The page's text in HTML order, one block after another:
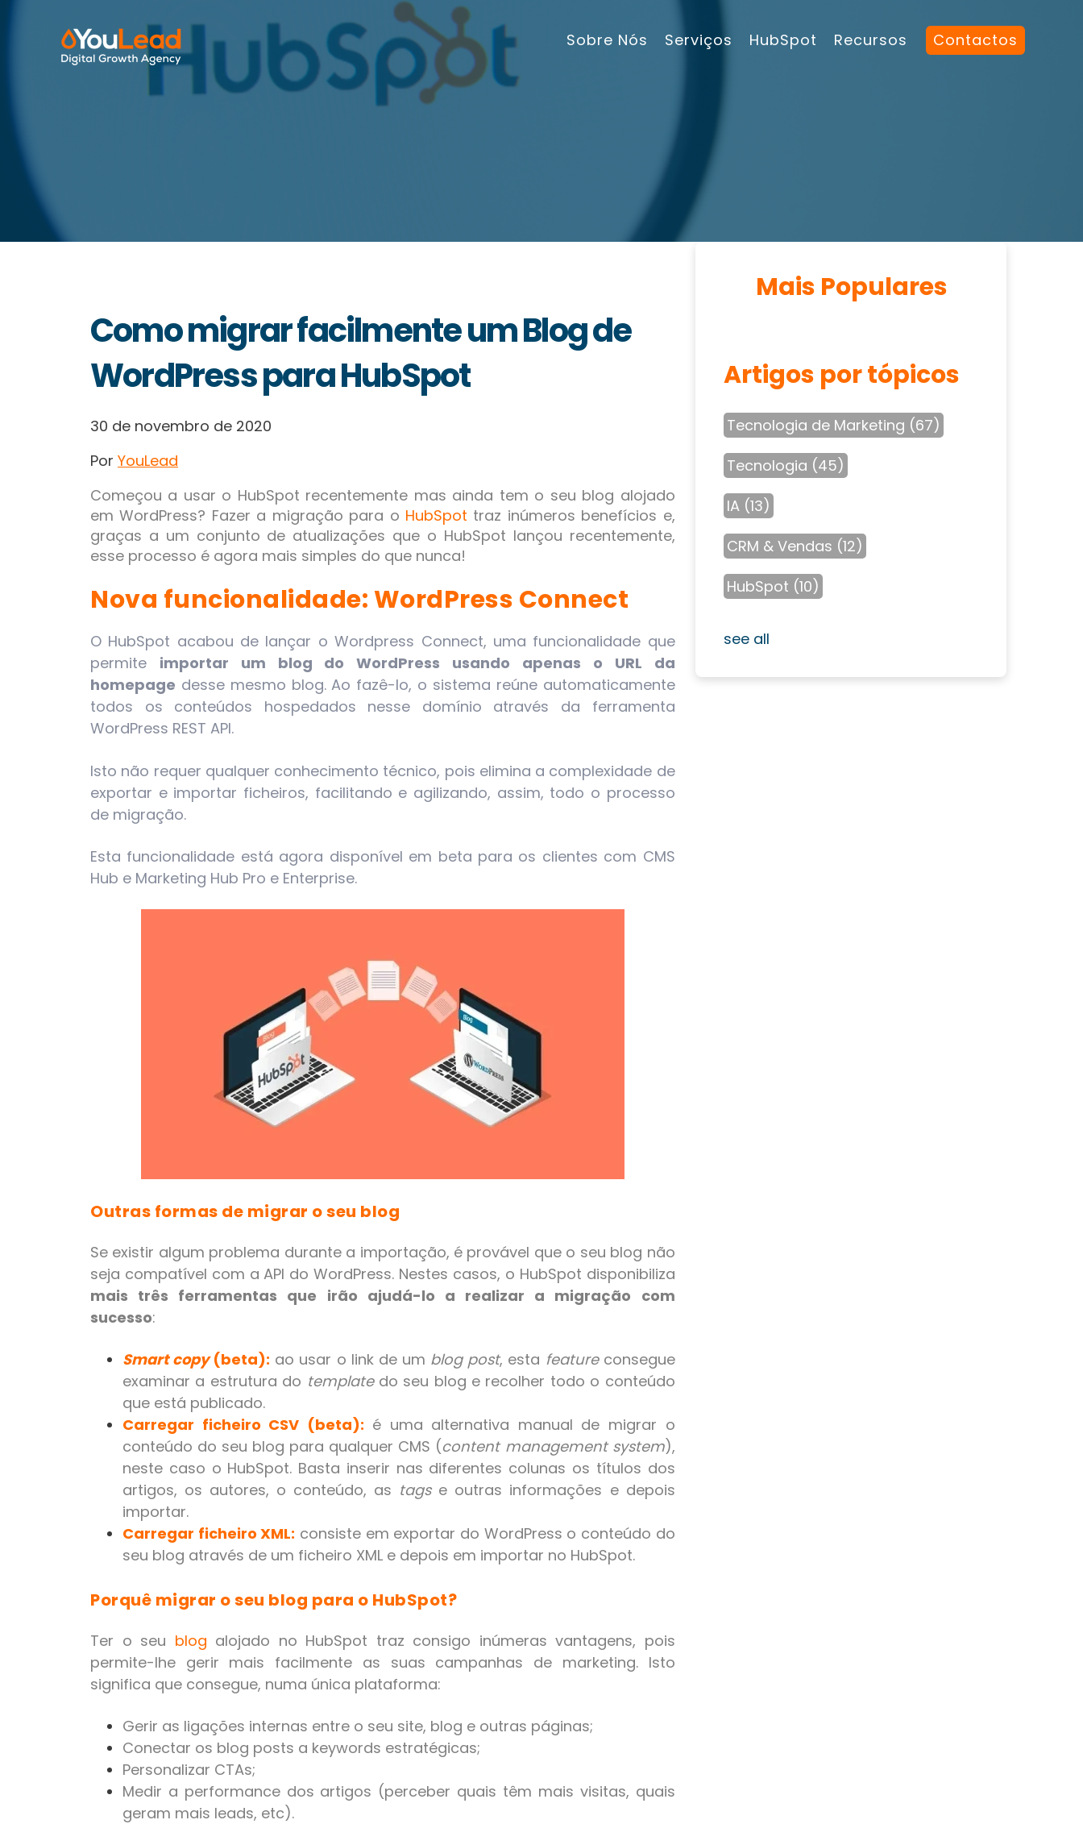
Sobre Nós Serviços HubSpot Recursos Contactos
Como migrar facilmente um Blog de
WordPress para HubSpot
30 de novembro de 2020
Por YouLead
Começou a usar o HubSpot recentemente mas ainda tem o seu blog alojado
em WordPress? Fazer a migração para o HubSpot traz inúmeros benefícios e,
graças a um conjunto de atualizações que o HubSpot lançou recentemente,
esse processo é agora mais simples do que nunca!
Nova funcionalidade: WordPress Connect
O HubSpot acabou de lançar o Wordpress Connect, uma funcionalidade que
permite importar um blog do WordPress usando apenas o URL da
homepage desse mesmo blog. Ao fazê-lo, o sistema reúne automaticamente
todos os conteúdos hospedados nesse domínio através da ferramenta
WordPress REST API.
Isto não requer qualquer conhecimento técnico, pois elimina a complexidade de
exportar e importar ficheiros, facilitando e agilizando, assim, todo o processo
de migração.
Esta funcionalidade está agora disponível em beta para os clientes com CMS
Hub e Marketing Hub Pro e Enterprise.
Outras formas de migrar o seu blog
Se existir algum problema durante a importação, é provável que o seu blog não
seja compatível com a API do WordPress. Nestes casos, o HubSpot disponibiliza
mais três ferramentas que irão ajudá-lo a realizar a migração com
sucesso:
Smart copy(beta): ao usar o link de um blog post, esta featureconsegue
examinar a estrutura do templatedo seu blog e recolher todo o conteúdo
que está publicado.
Carregar ficheiro CSV (beta): é uma alternativa manual de migrar o
conteúdo do seu blog para qualquer CMS (content management system),
neste caso o HubSpot. Basta inserir nas diferentes colunas os títulos dos
artigos, os autores, o conteúdo, as tagse outras informações e depois
importar.
Carregar ficheiro XML: consiste em exportar do WordPress o conteúdo do
seu blog através de um ficheiro XML e depois em importar no HubSpot.
Porquê migrar o seu blog para o HubSpot?
Ter o seu blog alojado no HubSpot traz consigo inúmeras vantagens, pois
permite-lhe gerir mais facilmente as suas campanhas de marketing. Isto
significa que consegue, numa única plataforma:
Gerir as ligações internas entre o seu site, blog e outras páginas;
Conectar os blog posts a keywords estratégicas;
Personalizar CTAs;
Medir a performance dos artigos (perceber quais têm mais visitas, quais
geram mais leads, etc).
Mais Populares
Artigos por tópicos
Tecnologia de Marketing (67)
Tecnologia (45)
IA (13)
CRM & Vendas (12)
HubSpot (10)
see all